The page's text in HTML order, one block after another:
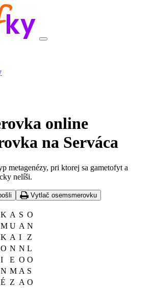
na Serváca
metagenézy, pri ktorej sa gametofyt a
nelíši.
Vytlač osemsmerovku
K A S O
M U A N
K A I
Z
O N N L
I E O O
N M A S
É Z A O